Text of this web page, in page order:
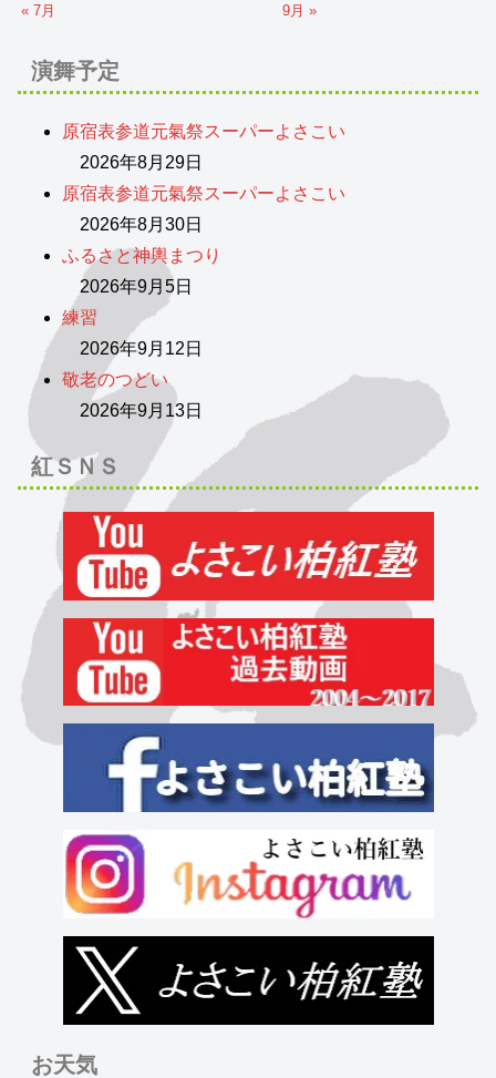
« 7月
9月 »
演舞予定
原宿表参道元氣祭スーパーよさこい
2026年8月29日
原宿表参道元氣祭スーパーよさこい
2026年8月30日
ふるさと神輿まつり
2026年9月5日
練習
2026年9月12日
敬老のつどい
2026年9月13日
紅ＳＮＳ
お天気